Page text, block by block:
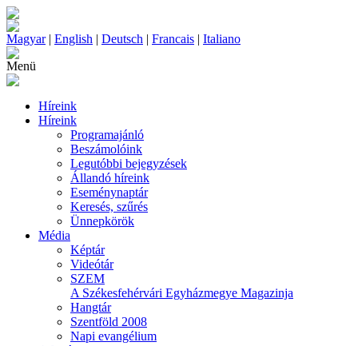
Magyar| English | Deutsch | Francais | Italiano
Menü
Híreink
Híreink
Programajánló
Beszámolóink
Legutóbbi bejegyzések
Állandó híreink
Eseménynaptár
Keresés, szűrés
Ünnepkörök
Média
Képtár
Videótár
SZEM
A Székesfehérvári Egyházmegye Magazinja
Hangtár
Szentföld 2008
Napi evangélium